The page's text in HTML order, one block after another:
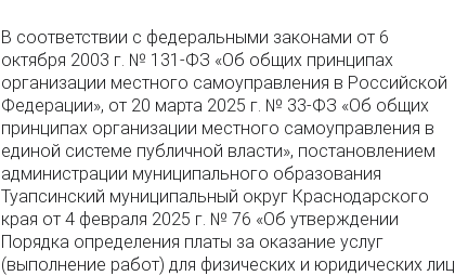
В соответствии с федеральными законами от 6
октября 2003 г. № 131-ФЗ «Об общих принципах
организации местного самоуправления в Российской
Федерации», от 20 марта 2025 г. № 33-ФЗ «Об общих
принципах организации местного самоуправления в
единой системе публичной власти», постановлением
администрации муниципального образования
Туапсинский муниципальный округ Краснодарского
края от 4 февраля 2025 г. № 76 «Об утверждении
Порядка определения платы за оказание услуг
(выполнение работ) для физических и юридических лиц